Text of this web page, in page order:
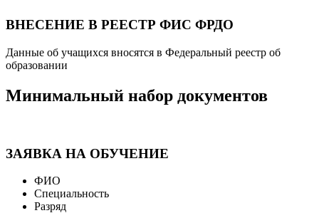
ВНЕСЕНИЕ В РЕЕСТР ФИС ФРДО
Данные об учащихся вносятся в Федеральный реестр об
образовании
Минимальный набор документов
ЗАЯВКА НА ОБУЧЕНИЕ
ФИО
Специальность
Разряд